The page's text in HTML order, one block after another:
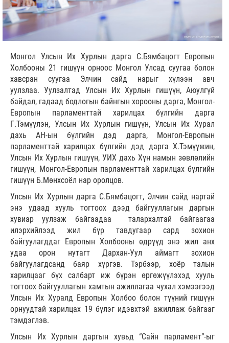
Монгол Улсын Их Хурлын дарга С.Бямбацогт Европын
Холбооны 21 гишүүн орноос Монгол Улсад суугаа болон
хавсран суугаа Элчин сайд нарыг хүлээн авч
уулзлаа. Уулзалтад Улсын Их Хурлын гишүүн, Аюулгүй
байдал, гадаад бодлогын байнгын хорооны дарга, Монгол-
Европын парламенттай харилцах бүлгийн дарга
Г.Тэмүүлэн, Улсын Их Хурлын гишүүн, Улсын Их Хурал
дахь АН-ын бүлгийн дэд дарга, Монгол-Европын
парламенттай харилцах бүлгийн дэд дарга Х.Тэмүүжин,
Улсын Их Хурлын гишүүн, УИХ дахь Хүн намын зөвлөлийн
гишүүн, Монгол-Европын парламенттай харилцах бүлгийн
гишүүн Б.Мөнхсоёл нар оролцов.
Улсын Их Хурлын дарга С.Бямбацогт, Элчин сайд нартай
энэ удаад хууль тогтоох дээд байгууллагын даргын
хувиар уулзаж байгаадаа талархалтай байгаагаа
илэрхийлээд жил бүр тавдугаар сард зохион
байгуулагддаг Европын Холбооны өдрүүд энэ жил анх
удаа орон нутагт Дархан-Уул аймагт зохион
байгуулагдсанд баяр хүргэв. Тэрбээр, хоёр талын
харилцааг бүх салбарт иж бүрэн өргөжүүлэхэд хууль
тогтоох байгууллагын хамтын ажиллагаа чухал хэмээгээд
Улсын Их Хуралд Европын Холбоо болон түүний гишүүн
орнуудтай харилцах 19 бүлэг идэвхтэй ажиллаж байгааг
тэмдэглэв.
Улсын Их Хурлын даргын хувьд “Сайн парламент”-ыг